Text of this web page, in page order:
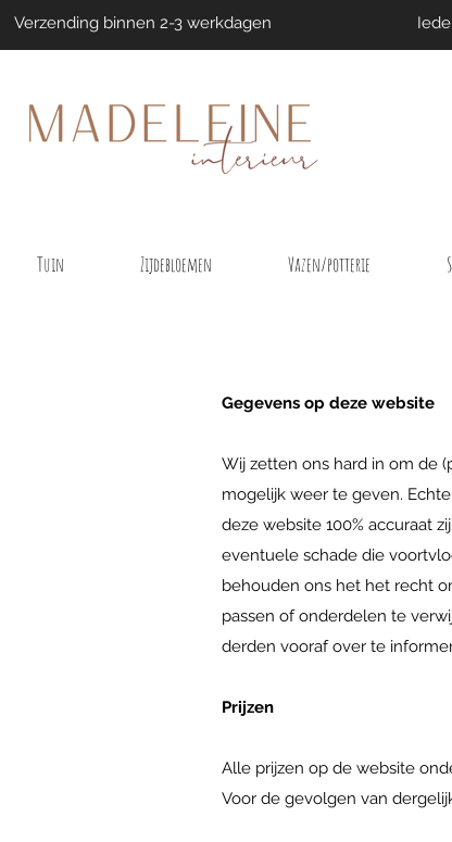
Verzending binnen 2-3 werkdagen
Gegevens op deze website
Wij zetten ons hard in om de
mogelijk weer te geven.
deze website 100% accuraat
eventuele schade die
behouden ons het het recht
passen of onderdelen te
derden vooraf over te
Prijzen
Alle prijzen op de website
Voor de gevolgen van
Tuin Zijdebloemen Vazen/potterie